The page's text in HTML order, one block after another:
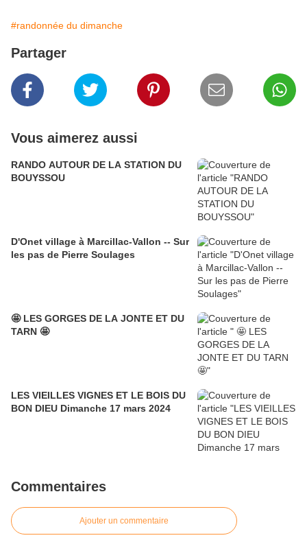
#randonnée du dimanche
Partager
Vous aimerez aussi
RANDO AUTOUR DE LA STATION DU
BOUYSSOU
D'Onet village à Marcillac-Vallon -- Sur
les pas de Pierre Soulages
🤩 LES GORGES DE LA JONTE ET DU
TARN 🤩
LES VIEILLES VIGNES ET LE BOIS DU
BON DIEU Dimanche 17 mars 2024
Commentaires
Ajouter un commentaire